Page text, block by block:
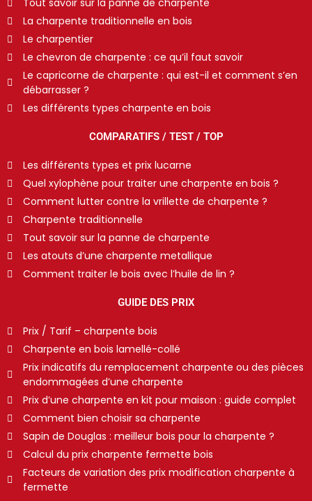
Tout savoir sur la panne de charpente
La charpente traditionnelle en bois
Le charpentier
Le chevron de charpente : ce qu’il faut savoir
Le capricorne de charpente : qui est-il et comment s’en
débarrasser ?
Les différents types charpente en bois
COMPARATIFS / TEST / TOP
Les différents types et prix lucarne
Quel xylophène pour traiter une charpente en bois ?
Comment lutter contre la vrillette de charpente ?
Charpente traditionnelle
Tout savoir sur la panne de charpente
Les atouts d’une charpente metallique
Comment traiter le bois avec l’huile de lin ?
GUIDE DES PRIX
Prix / Tarif – charpente bois
Charpente en bois lamellé-collé
Prix indicatifs du remplacement charpente ou des pièces
endommagées d’une charpente
Prix d’une charpente en kit pour maison : guide complet
Comment bien choisir sa charpente
Sapin de Douglas : meilleur bois pour la charpente ?
Calcul du prix charpente fermette bois
Facteurs de variation des prix modification charpente à
fermette